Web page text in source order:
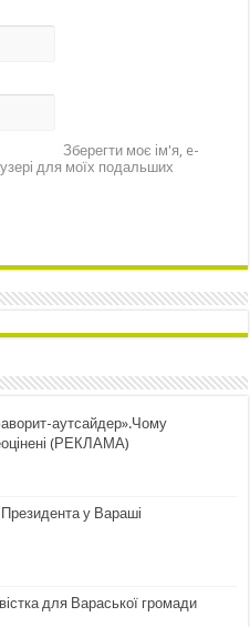
Зберегти моє ім'я, e-
для моїх подальших
аутсайдер».Чому
(РЕКЛАМА)
у Вараші
для Вараської громади